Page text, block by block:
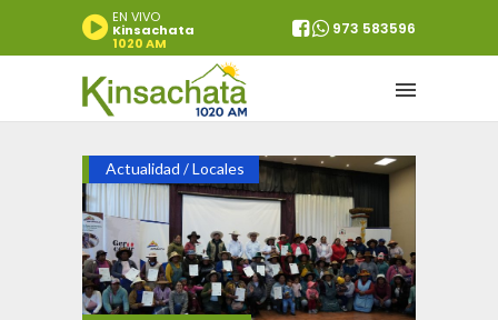
EN VIVO
Kinsachata
1020 AM
973 583596
Actualidad /Locales